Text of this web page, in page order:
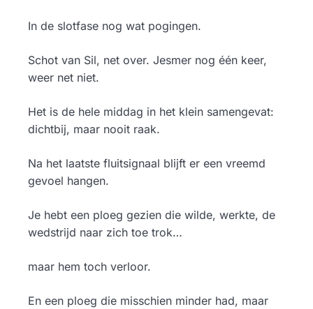
In de slotfase nog wat pogingen.
Schot van Sil, net over. Jesmer nog één keer,
weer net niet.
Het is de hele middag in het klein samengevat:
dichtbij, maar nooit raak.
Na het laatste fluitsignaal blijft er een vreemd
gevoel hangen.
Je hebt een ploeg gezien die wilde, werkte, de
wedstrijd naar zich toe trok…
maar hem toch verloor.
En een ploeg die misschien minder had, maar